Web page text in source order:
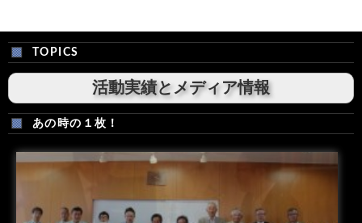
TOPICS
活動実績とメディア情報
あの時の１枚！